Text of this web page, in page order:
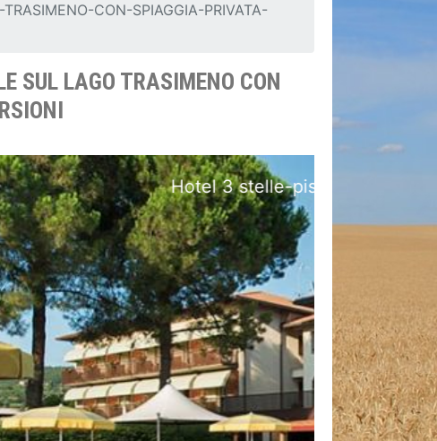
CON-SPIAGGIA-PRIVATA-
SUL LAGO TRASIMENO CON
Umbria